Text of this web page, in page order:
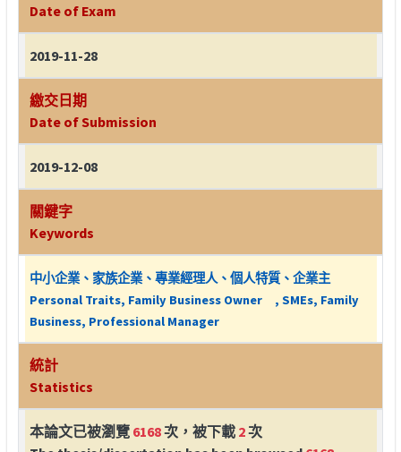
Date of Exam
2019-11-28
繳交日期
Date of Submission
2019-12-08
關鍵字
Keywords
中小企業、家族企業、專業經理人、個人特質、企業主
Personal Traits, Family Business Owner , SMEs, Family
Business, Professional Manager
統計
Statistics
本論文已被瀏覽 6168次，被下載 2次